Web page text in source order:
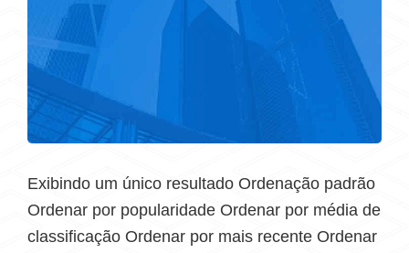
Exibindo um único resultado Ordenação padrão
Ordenar por popularidade Ordenar por média de
classificação Ordenar por mais recente Ordenar